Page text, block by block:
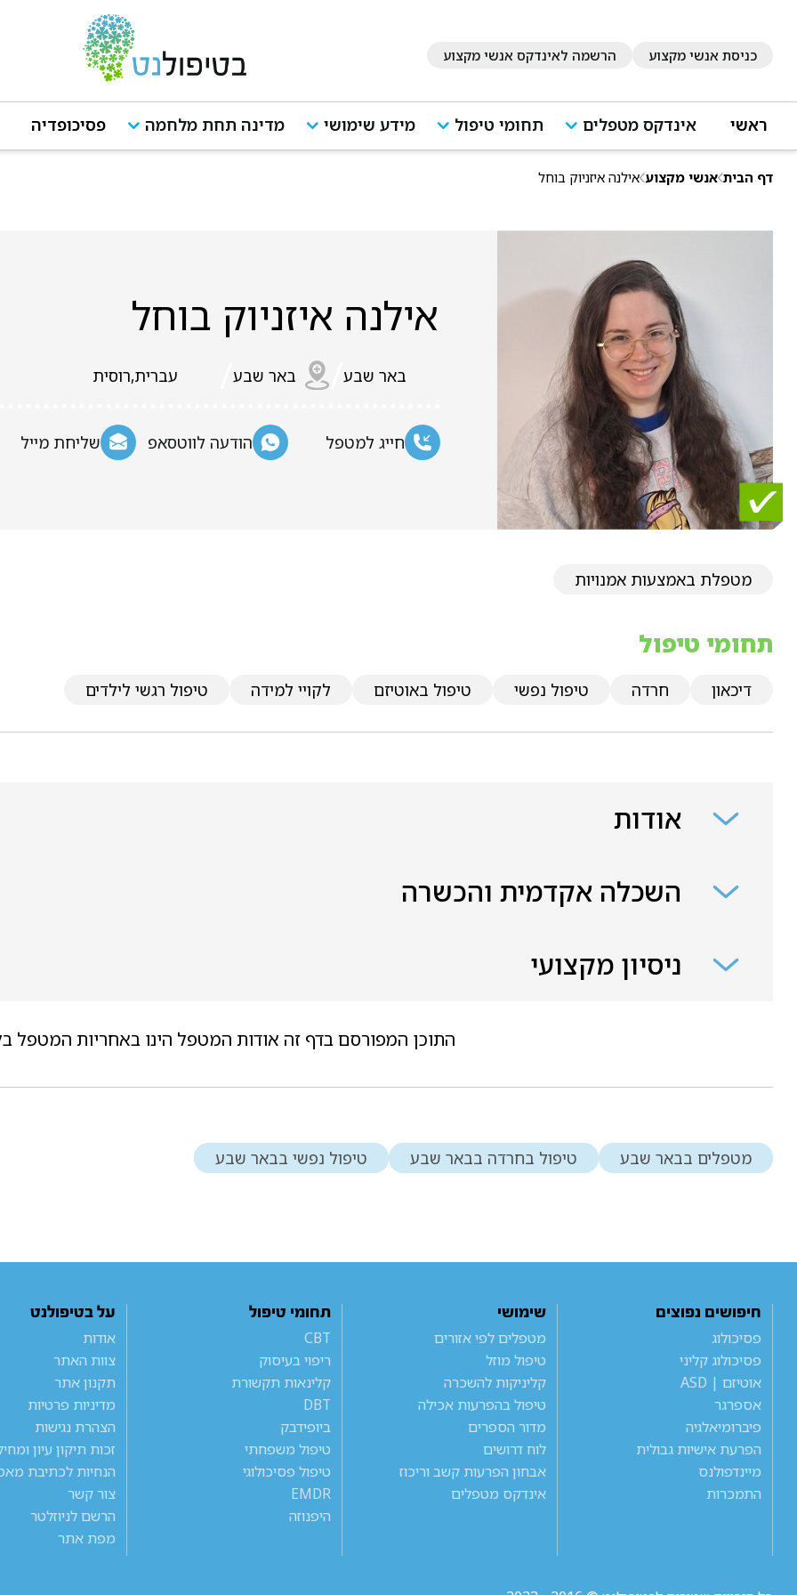
כניסת אנשי מקצוע הרשמה לאינדקס אנשי מקצוע
ראשי אינדקס מטפלים תחומי טיפול מידע שימושי מדינה תחת מלחמה פסיכופדיה
דף הבית אנשי מקצוע אילנה איזניוק בוחל
אילנה איזניוק בוחל
באר שבע באר שבע עברית,רוסית
חייג למטפל הודעה לווטסאפ שליחת מייל
מטפלת באמצעות אמנויות
תחומי טיפול
דיכאון חרדה טיפול נפשי טיפול באוטיזם לקויי למידה טיפול רגשי לילדים
אודות
השכלה אקדמית והכשרה
ניסיון מקצועי
התוכן המפורסם בדף זה אודות המטפל הינו באחריות המטפל
מטפלים בבאר שבע טיפול בחרדה בבאר שבע טיפול נפשי בבאר שבע
חיפושים נפוצים
פסיכולוג
פסיכולוג קליני
אוטיזם | ASD
אספרגר
פיברומיאלגיה
הפרעת אישיות גבולית
מיינדפולנס
התמכרות
שימושי
מטפלים לפי אזורים
טיפול מוזל
קליניקות להשכרה
טיפול בהפרעות אכילה
מדור הספרים
לוח דרושים
אבחון הפרעות קשב וריכוז
אינדקס מטפלים
תחומי טיפול
CBT
ריפוי בעיסוק
קלינאות תקשורת
DBT
ביופידבק
טיפול משפחתי
טיפול פסיכולוגי
EMDR
היפנוזה
על בטיפולנט
אודות
צוות האתר
תקנון אתר
מדיניות פרטיות
הצהרת נגישות
זכות תיקון עיון
הנחיות לכתיבת
צור קשר
הרשם לניוזלטר
מפת אתר